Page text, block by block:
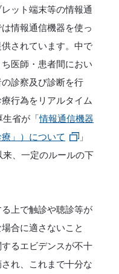
ット端末等の情報通
情報通信機器を使っ
されています。中で
医師・患者間におい
診察及び診断を行
行為をリアルタイム
生省が「情報通信機器
」）について
」
来、一定のルールの下
上で触診や聴診等が
合に適さないこと
るエビデンスが不十
れ、これまで十分な